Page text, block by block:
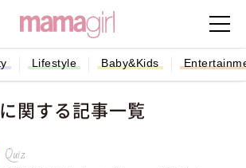
Lifestyle Baby&Kids
関する記事一覧
Quiz